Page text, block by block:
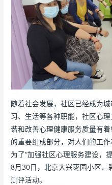
随着社会发展，社区已经成为
习、生活等各种职能，社区心
谐和改善心理健康服务质量有
的重要组成部分，对人们的工
为了“加强社区心理服务建设，
8月30日，北京大兴枣园小区、
测评活动。